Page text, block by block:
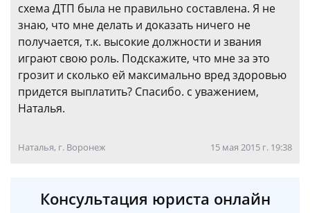
схема ДТП была не правильно составлена. Я не
знаю, что мне делать и доказать ничего не
получается, т.к. высокие должности и звания
играют свою роль. Подскажите, что мне за это
грозит и сколько ей максимально вред здоровью
придется выплатить? Спасибо. с уважением,
Наталья.
Наталья, г. Воронеж 15 мая 2015 г. 19:38
Консультация юриста онлайн